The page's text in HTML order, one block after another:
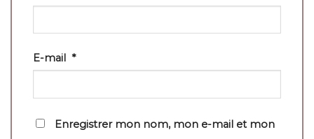
E-mail *
Enregistrer mon nom, mon e-mail et mon